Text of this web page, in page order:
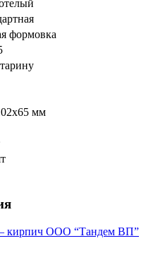
формовка
мм
– кирпич ООО “Тандем ВП”